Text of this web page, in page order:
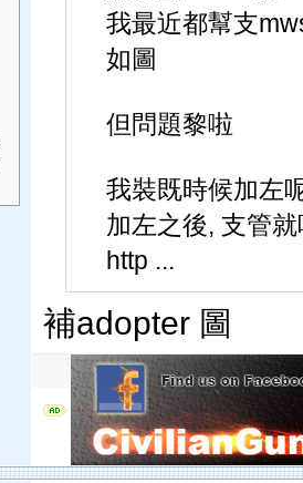
我最近都幫支
如圖
但問題黎啦
我裝既時候加左
加左之後, 支管
http ...
補adopter 圖